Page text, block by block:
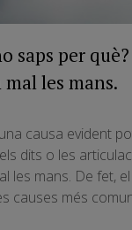
saps per
les mans.
causa evident
dits o les
les mans. De fet, el
causes més